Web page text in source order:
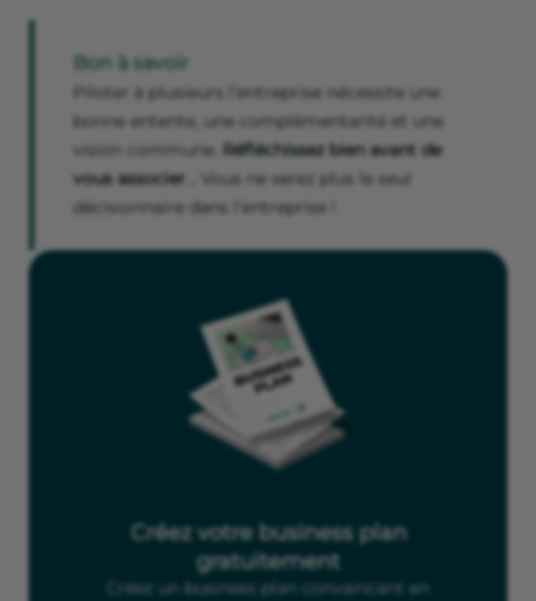
Bon à savoir
Piloter à plusieurs l’entreprise nécessite une
bonne entente, une complémentarité et une
vision commune. Réfléchissez bien avant de
vous associer … Vous ne serez plus le seul
décisionnaire dans l’entreprise !
Créez votre business plan
gratuitement
Créez un business plan convaincant en